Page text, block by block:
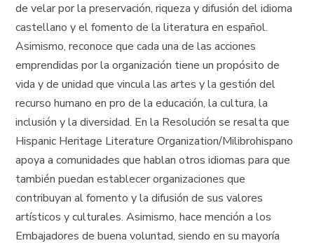
de velar por la preservación, riqueza y difusión del idioma
castellano y el fomento de la literatura en español.
Asimismo, reconoce que cada una de las acciones
emprendidas por la organización tiene un propósito de
vida y de unidad que vincula las artes y la gestión del
recurso humano en pro de la educación, la cultura, la
inclusión y la diversidad. En la Resolución se resalta que
Hispanic Heritage Literature Organization/Milibrohispano
apoya a comunidades que hablan otros idiomas para que
también puedan establecer organizaciones que
contribuyan al fomento y la difusión de sus valores
artísticos y culturales. Asimismo, hace mención a los
Embajadores de buena voluntad, siendo en su mayoría